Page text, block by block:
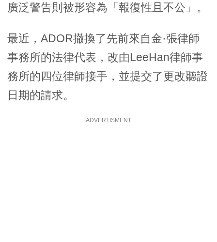
廣泛警告則被形容為「報復性且不公」。
最近，ADOR撤換了先前來自金·張律師
事務所的法律代表，改由LeeHan律師事
務所的四位律師接手，並提交了更改聽證
日期的請求。
ADVERTISMENT